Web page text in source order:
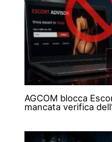
AGCOM blocca
mancata verifica